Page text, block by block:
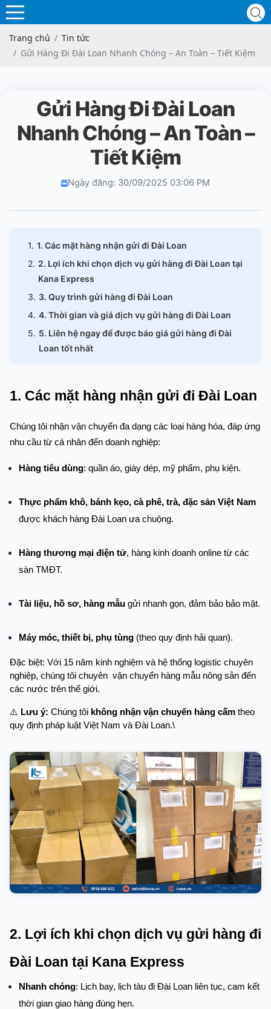
Trang chủ
Tin tức
Gửi Hàng Đi Đài Loan Nhanh Chóng – An Toàn – Tiết Kiệm
Gửi Hàng Đi Đài Loan
Nhanh Chóng – An Toàn –
Tiết Kiệm
Ngày đăng: 30/09/2025 03:06 PM
1. Các mặt hàng nhận gửi đi Đài Loan
2. Lợi ích khi chọn dịch vụ gửi hàng đi Đài Loan tại
Kana Express
3. Quy trình gửi hàng đi Đài Loan
4. Thời gian và giá dịch vụ gửi hàng đi Đài Loan
5. Liên hệ ngay để được báo giá gửi hàng đi Đài
Loan tốt nhất
1. Các mặt hàng nhận gửi đi Đài Loan
Chúng tôi nhận vận chuyển đa dạng các loại hàng hóa, đáp ứng
nhu cầu từ cá nhân đến doanh nghiệp:
Hàng tiêu dùng: quần áo, giày dép, mỹ phẩm, phụ kiện.
Thực phẩm khô, bánh kẹo, cà phê, trà, đặc sản Việt Nam
được khách hàng Đài Loan ưa chuộng.
Hàng thương mại điện tử, hàng kinh doanh online từ các
sàn TMĐT.
Tài liệu, hồ sơ, hàng mẫu gửi nhanh gọn, đảm bảo bảo mật.
Máy móc, thiết bị, phụ tùng (theo quy định hải quan).
Đặc biệt: Với 15 năm kinh nghiệm và hệ thống logistic chuyên
nghiệp, chúng tôi chuyên  vận chuyển hàng mẫu nông sản đến
các nước trên thế giới.
⚠️ Lưu ý: Chúng tôi không nhận vận chuyển hàng cấm theo
quy định pháp luật Việt Nam và Đài Loan.\
2. Lợi ích khi chọn dịch vụ gửi hàng đi
Đài Loan tại Kana Express
Nhanh chóng: Lịch bay, lịch tàu đi Đài Loan liên tục, cam kết
thời gian giao hàng đúng hẹn.